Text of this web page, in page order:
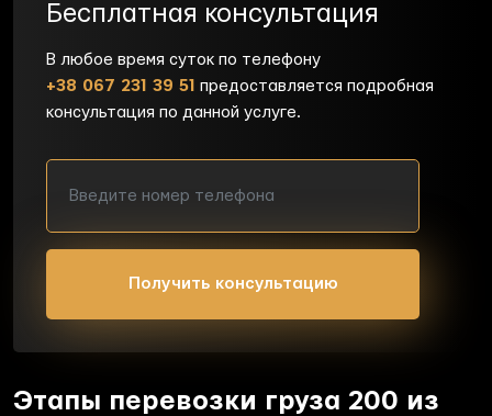
Бесплатная консультация
В любое время суток по телефону
+38 067 231 39 51 предоставляется подробная
консультация по данной услуге.
Этапы перевозки груза 200 из